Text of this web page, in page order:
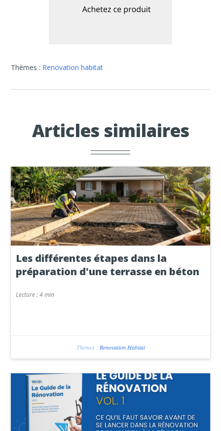
Thèmes : Renovation habitat
Articles similaires
Les différentes étapes dans la
préparation d'une terrasse en béton
Lecture :4 min
Thèmes : Renovation Habitat